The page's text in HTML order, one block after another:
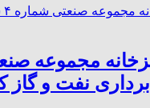
نفت و گاز